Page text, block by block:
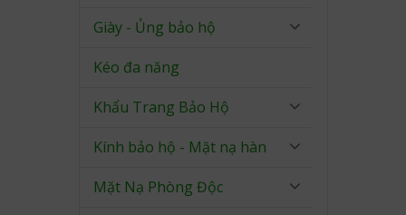
Giày - Ủng bảo hộ
Kéo đa năng
Khẩu Trang Bảo Hộ
Kính bảo hộ - Mặt nạ hàn
Mặt Nạ Phòng Độc